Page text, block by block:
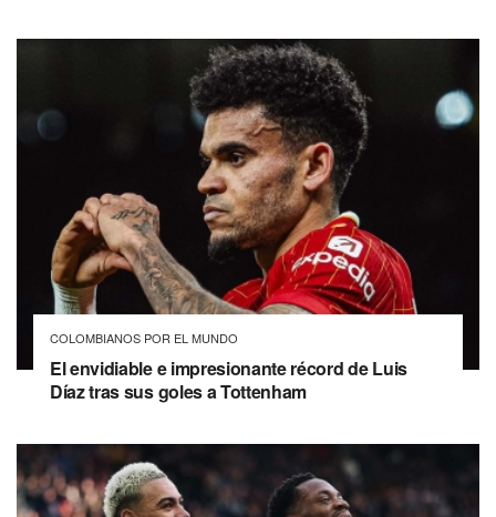
COLOMBIANOS POR EL MUNDO
El envidiable e impresionante récord de Luis
Díaz tras sus goles a Tottenham